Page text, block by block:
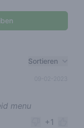
Sortieren
09-02-2023
menu
+1